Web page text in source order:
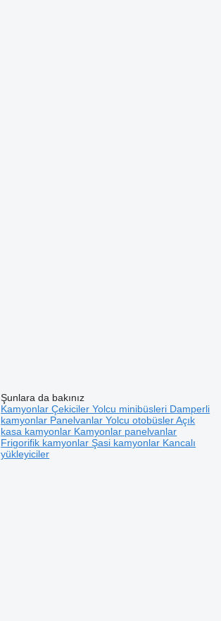
Şunlara da bakınız
KamyonlarÇekicilerYolcu minibüsleri Damperli
kamyonlar PanelvanlarYolcu otobüslerAçık
kasa kamyonlar Kamyonlar panelvanlar
Frigorifik kamyonlarŞasi kamyonlar Kancalı
yükleyiciler